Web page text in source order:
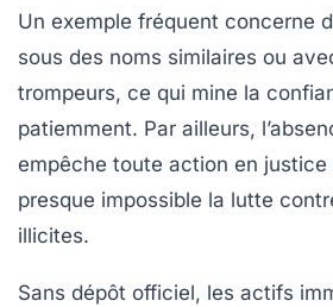
Un exemple fréquent concerne
sous des noms similaires ou
trompeurs, ce qui mine la
patiemment. Par ailleurs,
empêche toute action en
presque impossible la lutte
illicites.
Sans dépôt officiel, les actifs